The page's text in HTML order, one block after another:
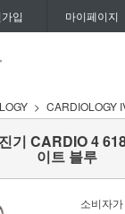
입 마이페이지
CARDIOLOGY
기 CARDIO 4
이트 블루
소비자가